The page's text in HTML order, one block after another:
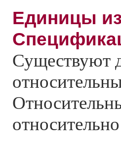
Единицы
Существуют